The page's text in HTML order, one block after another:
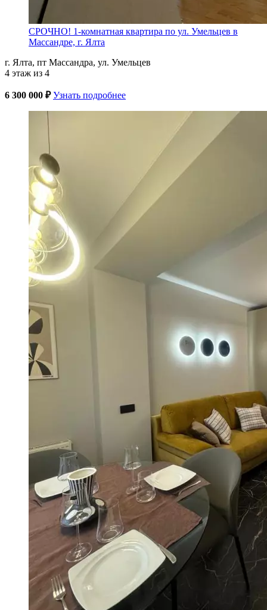
СРОЧНО! 1-комнатная квартира по ул. Умельцев в
Массандре, г. Ялта
г. Ялта, пт Массандра, ул. Умельцев
4 этаж из 4
6 300 000 ₽ Узнать подробнее